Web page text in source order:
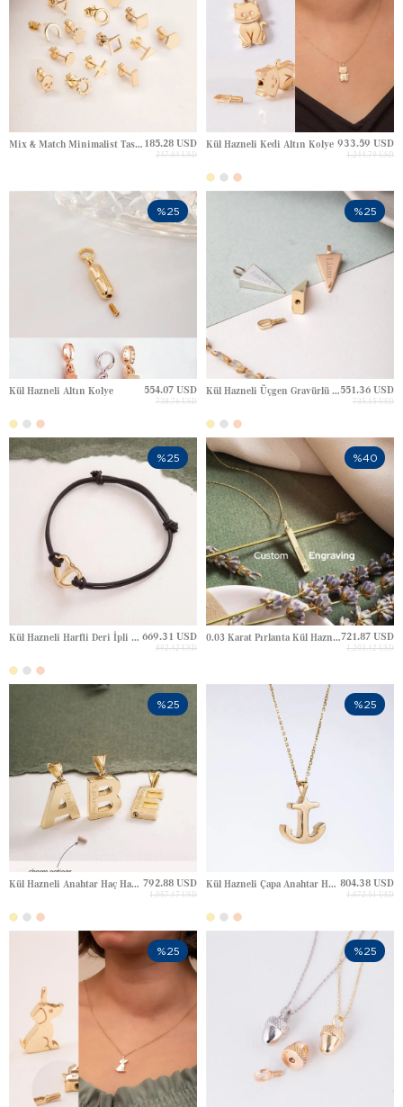
Mix & Match Minimalist Tasarım Altın Çivi Küpe 185.28 USD
247.04 USD
Kül Hazneli Kedi Altın Kolye 933.59 USD
1,244.79 USD
Kül Hazneli Altın Kolye 554.07 USD
738.76 USD
%25
Kül Hazneli Üçgen Gravürlü Altın Charm551.36 USD
735.15 USD
%25
Kül Hazneli Harfli Deri İpli Kalp Altın Bileklik 669.31 USD
892.42 USD
%25
0.03 Karat Pırlanta Kül Hazneli Kişiye Özel 3D Çubuk Prizma Altın Kolye721.87 USD
1,203.12 USD
%40
Kül Hazneli Anahtar Haç Harfli Altın Charm 792.88 USD
1,057.17 USD
%25
Kül Hazneli Çapa Anahtar Haç Gravürlü Altın Kolye 804.38 USD
1,072.51 USD
%25
%25 %25